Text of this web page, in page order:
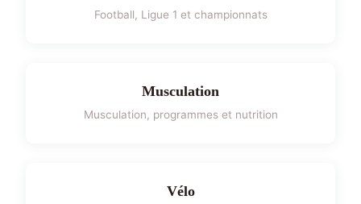
Football, Ligue 1 et championnats
Musculation
Musculation, programmes et nutrition
Vélo